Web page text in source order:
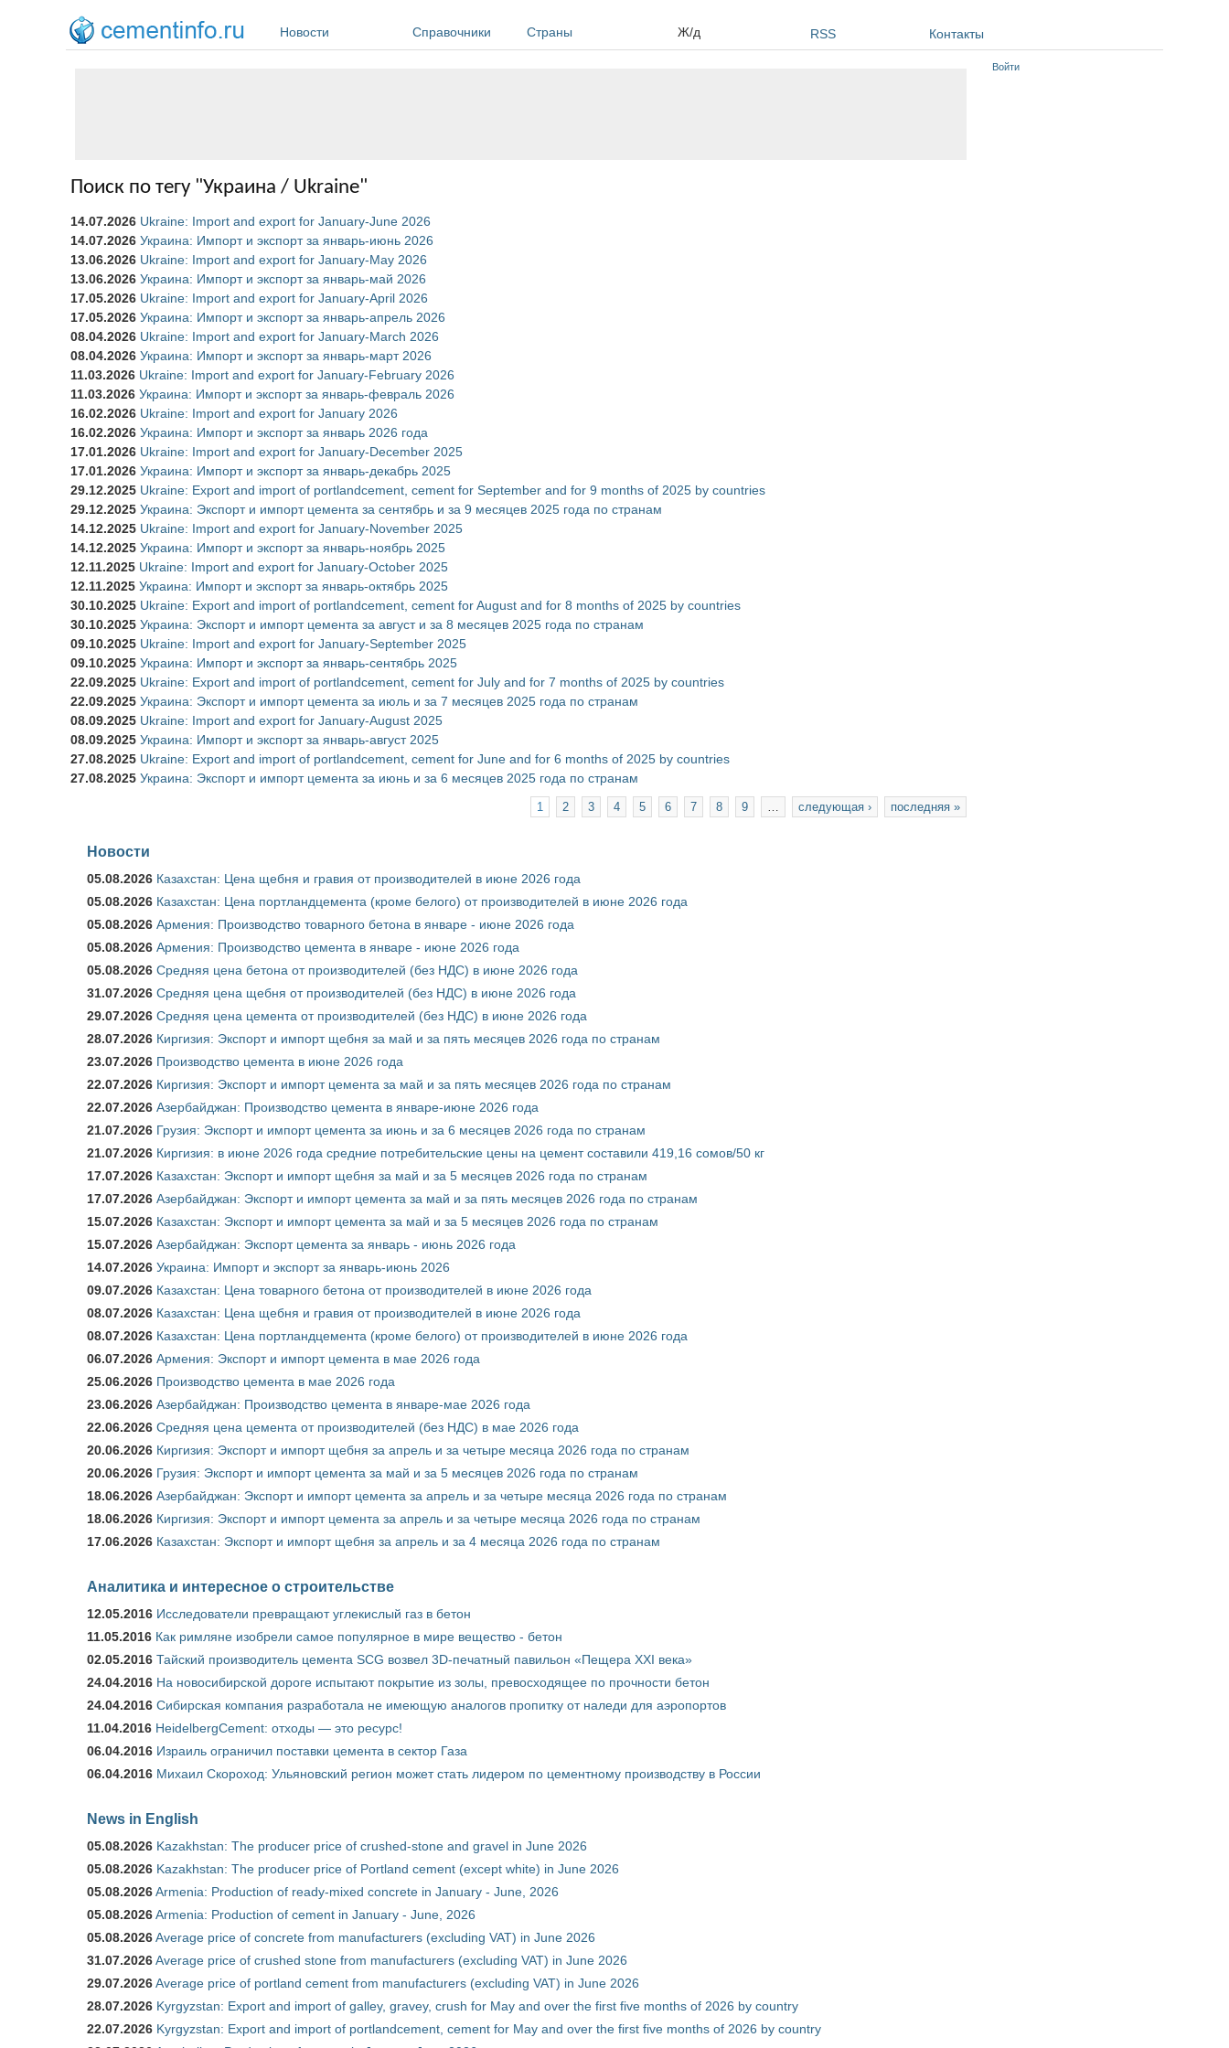
Новости
Справочники Страны Ж/д RSS Контакты
Поиск по тегу "Украина / Ukraine"
14.07.2026 Ukraine: Import and export for January-June 2026
14.07.2026 Украина: Импорт и экспорт за январь-июнь 2026
13.06.2026 Ukraine: Import and export for January-May 2026
13.06.2026 Украина: Импорт и экспорт за январь-май 2026
17.05.2026 Ukraine: Import and export for January-April 2026
17.05.2026 Украина: Импорт и экспорт за январь-апрель 2026
08.04.2026 Ukraine: Import and export for January-March 2026
08.04.2026 Украина: Импорт и экспорт за январь-март 2026
11.03.2026 Ukraine: Import and export for January-February 2026
11.03.2026 Украина: Импорт и экспорт за январь-февраль 2026
16.02.2026 Ukraine: Import and export for January 2026
16.02.2026 Украина: Импорт и экспорт за январь 2026 года
17.01.2026 Ukraine: Import and export for January-December 2025
17.01.2026 Украина: Импорт и экспорт за январь-декабрь 2025
29.12.2025 Ukraine: Export and import of portlandcement, cement for September and for 9 months of 2025 by countries
29.12.2025 Украина: Экспорт и импорт цемента за сентябрь и за 9 месяцев 2025 года по странам
14.12.2025 Ukraine: Import and export for January-November 2025
14.12.2025 Украина: Импорт и экспорт за январь-ноябрь 2025
12.11.2025 Ukraine: Import and export for January-October 2025
12.11.2025 Украина: Импорт и экспорт за январь-октябрь 2025
30.10.2025 Ukraine: Export and import of portlandcement, cement for August and for 8 months of 2025 by countries
30.10.2025 Украина: Экспорт и импорт цемента за август и за 8 месяцев 2025 года по странам
09.10.2025 Ukraine: Import and export for January-September 2025
09.10.2025 Украина: Импорт и экспорт за январь-сентябрь 2025
22.09.2025 Ukraine: Export and import of portlandcement, cement for July and for 7 months of 2025 by countries
22.09.2025 Украина: Экспорт и импорт цемента за июль и за 7 месяцев 2025 года по странам
08.09.2025 Ukraine: Import and export for January-August 2025
08.09.2025 Украина: Импорт и экспорт за январь-август 2025
27.08.2025 Ukraine: Export and import of portlandcement, cement for June and for 6 months of 2025 by countries
27.08.2025 Украина: Экспорт и импорт цемента за июнь и за 6 месяцев 2025 года по странам
1 2 3 4 5 6 7 8 9 следующая › последняя »
Новости
05.08.2026 Казахстан: Цена щебня и гравия от производителей в июне 2026 года
05.08.2026 Казахстан: Цена портландцемента (кроме белого) от производителей в июне 2026 года
05.08.2026 Армения: Производство товарного бетона в январе - июне 2026 года
05.08.2026 Армения: Производство цемента в январе - июне 2026 года
05.08.2026 Средняя цена бетона от производителей (без НДС) в июне 2026 года
31.07.2026 Средняя цена щебня от производителей (без НДС) в июне 2026 года
29.07.2026 Средняя цена цемента от производителей (без НДС) в июне 2026 года
28.07.2026 Киргизия: Экспорт и импорт щебня за май и за пять месяцев 2026 года по странам
23.07.2026 Производство цемента в июне 2026 года
22.07.2026 Киргизия: Экспорт и импорт цемента за май и за пять месяцев 2026 года по странам
22.07.2026 Азербайджан: Производство цемента в январе-июне 2026 года
21.07.2026 Грузия: Экспорт и импорт цемента за июнь и за 6 месяцев 2026 года по странам
21.07.2026 Киргизия: в июне 2026 года средние потребительские цены на цемент составили 419,16 сомов/50 кг
17.07.2026 Казахстан: Экспорт и импорт щебня за май и за 5 месяцев 2026 года по странам
17.07.2026 Азербайджан: Экспорт и импорт цемента за май и за пять месяцев 2026 года по странам
15.07.2026 Казахстан: Экспорт и импорт цемента за май и за 5 месяцев 2026 года по странам
15.07.2026 Азербайджан: Экспорт цемента за январь - июнь 2026 года
14.07.2026 Украина: Импорт и экспорт за январь-июнь 2026
09.07.2026 Казахстан: Цена товарного бетона от производителей в июне 2026 года
08.07.2026 Казахстан: Цена щебня и гравия от производителей в июне 2026 года
08.07.2026 Казахстан: Цена портландцемента (кроме белого) от производителей в июне 2026 года
06.07.2026 Армения: Экспорт и импорт цемента в мае 2026 года
25.06.2026 Производство цемента в мае 2026 года
23.06.2026 Азербайджан: Производство цемента в январе-мае 2026 года
22.06.2026 Средняя цена цемента от производителей (без НДС) в мае 2026 года
20.06.2026 Киргизия: Экспорт и импорт щебня за апрель и за четыре месяца 2026 года по странам
20.06.2026 Грузия: Экспорт и импорт цемента за май и за 5 месяцев 2026 года по странам
18.06.2026 Азербайджан: Экспорт и импорт цемента за апрель и за четыре месяца 2026 года по странам
18.06.2026 Киргизия: Экспорт и импорт цемента за апрель и за четыре месяца 2026 года по странам
17.06.2026 Казахстан: Экспорт и импорт щебня за апрель и за 4 месяца 2026 года по странам
Аналитика и интересное о строительстве
12.05.2016 Исследователи превращают углекислый газ в бетон
11.05.2016 Как римляне изобрели самое популярное в мире вещество - бетон
02.05.2016 Тайский производитель цемента SCG возвел 3D-печатный павильон «Пещера XXI века»
24.04.2016 На новосибирской дороге испытают покрытие из золы, превосходящее по прочности бетон
24.04.2016 Сибирская компания разработала не имеющую аналогов пропитку от наледи для аэропортов
11.04.2016 HeidelbergCement: отходы — это ресурс!
06.04.2016 Израиль ограничил поставки цемента в сектор Газа
06.04.2016 Михаил Скороход: Ульяновский регион может стать лидером по цементному производству в России
News in English
05.08.2026 Kazakhstan: The producer price of crushed-stone and gravel in June 2026
05.08.2026 Kazakhstan: The producer price of Portland cement (except white) in June 2026
05.08.2026Armenia: Production of ready-mixed concrete in January - June, 2026
05.08.2026Armenia: Production of cement in January - June, 2026
05.08.2026Average price of concrete from manufacturers (excluding VAT) in June 2026
31.07.2026Average price of crushed stone from manufacturers (excluding VAT) in June 2026
29.07.2026Average price of portland cement from manufacturers (excluding VAT) in June 2026
28.07.2026 Kyrgyzstan: Export and import of galley, gravey, crush for May and over the first five months of 2026 by country
22.07.2026 Kyrgyzstan: Export and import of portlandcement, cement for May and over the first five months of 2026 by country
Войти